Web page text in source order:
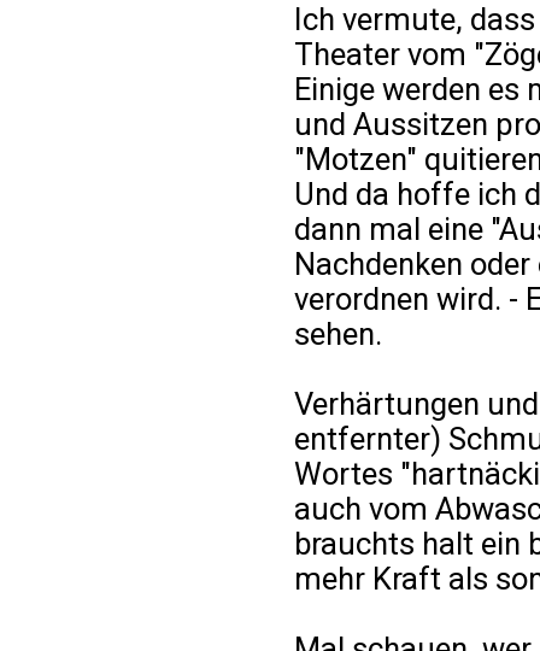
Ich vermute,
Theater vom
Einige werden es
und Aussitzen
"Motzen"
Und da hoffe ich
dann mal eine
Nachdenken
verordnen wird. -
sehen.
Verhärtungen
entfernter)
Wortes
auch vom
brauchts halt ein
mehr Kraft als